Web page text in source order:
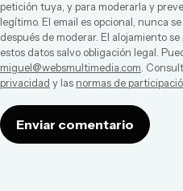
petición tuya, y para moderarla y
legítimo. El email es opcional, nunca
después de moderar. El alojamiento
estos datos salvo obligación legal.
miguel@websmultimedia.com.
privacidad y las normas de
Enviar comentario